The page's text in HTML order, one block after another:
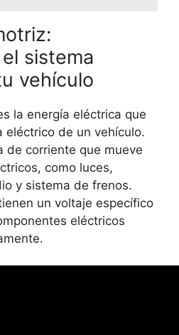
sistema
vehículo
la energía eléctrica que
eléctrico de un vehículo.
de corriente que mueve
como luces,
y sistema de frenos.
un voltaje específico
eléctricos